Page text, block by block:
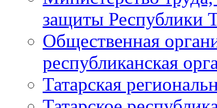
защиты Республики
Общественная
республиканская
Татарская